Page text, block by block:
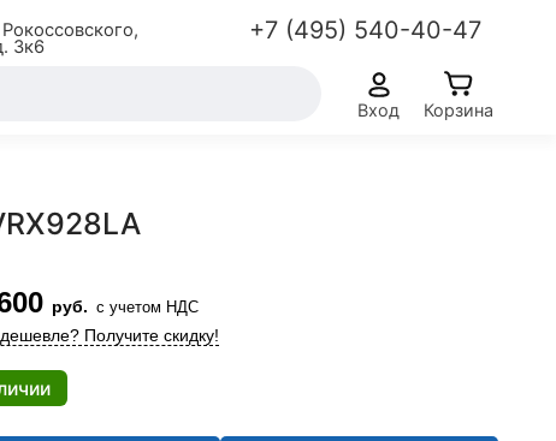
3к6
+7 (495) 540-40-47
Вход Корзина
руб. с учетом НДС
Получите скидку!